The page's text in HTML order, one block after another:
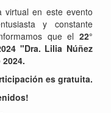
virtual en este evento
y constante
que el 22°
"Dra. Lilia Núñez
es gratuita.